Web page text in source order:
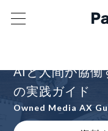
AIと人間が協働
の実践ガイド
Owned Media AX